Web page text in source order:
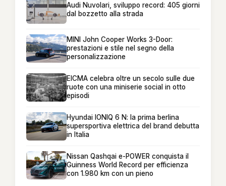
Audi Nuvolari, sviluppo record: 405 giorni
dal bozzetto alla strada
MINI John Cooper Works 3-Door:
prestazioni e stile nel segno della
personalizzazione
EICMA celebra oltre un secolo sulle due
ruote con una miniserie social in otto
episodi
Hyundai IONIQ 6 N: la prima berlina
supersportiva elettrica del brand debutta
in Italia
Nissan Qashqai e-POWER conquista il
Guinness World Record per efficienza
con 1.980 km con un pieno